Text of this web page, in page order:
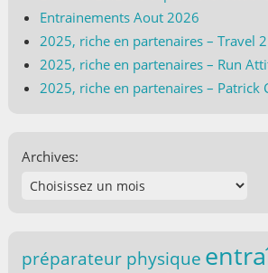
Entrainements Aout 2026
2025, riche en partenaires – Travel
2025, riche en partenaires – Run
2025, riche en partenaires – Patrick
Archives:
préparateur physique